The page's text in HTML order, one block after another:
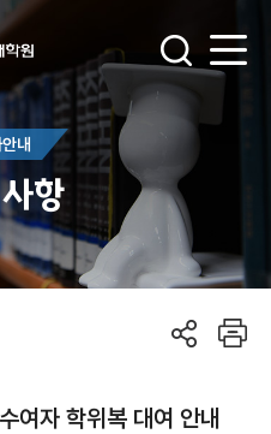
내
항
여자 학위복 대여 안내